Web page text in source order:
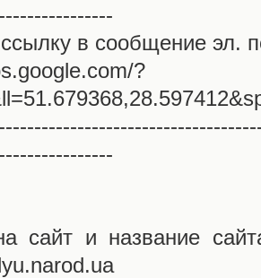
в сообщение эл.
?
сайт и название